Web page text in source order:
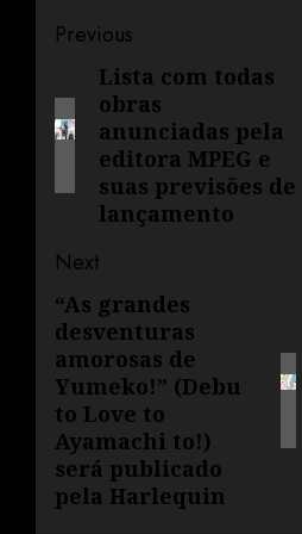
Previous
Lista com todas
obras
anunciadas pela
editora MPEG e
suas previsões de
lançamento
Next
“As grandes
desventuras
amorosas de
Yumeko!” (Debu
to Love to
Ayamachi to!)
será publicado
pela Harlequin